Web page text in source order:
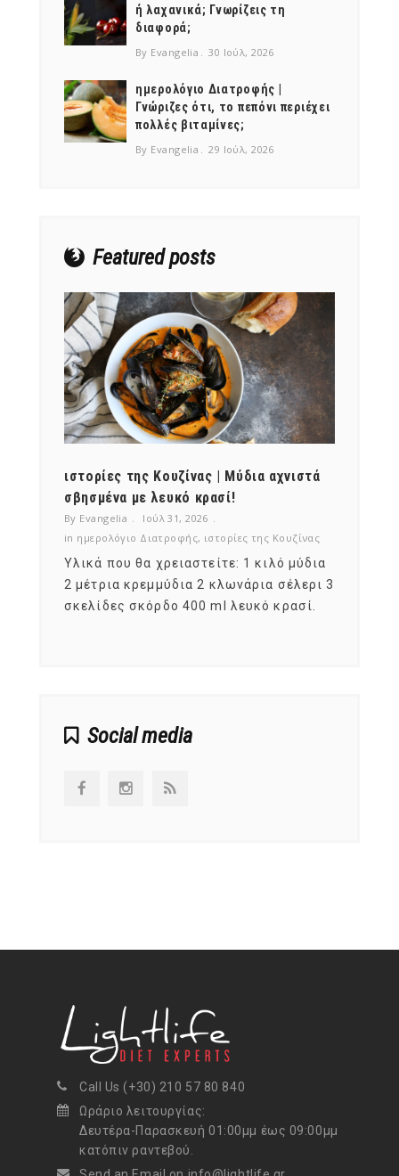
ή λαχανικά; Γνωρίζεις τη
διαφορά;
By Evangelia 30 Ιούλ, 2026
ημερολόγιο Διατροφής |
Γνώριζες ότι, το πεπόνι περιέχει
πολλές βιταμίνες;
By Evangelia 29 Ιούλ, 2026
Featured posts
ιστορίες της Κουζίνας | Μύδια αχνιστά
σβησμένα με λευκό κρασί!
By Evangelia
Ιούλ 31, 2026
in ημερολόγιο Διατροφής, ιστορίες της Κουζίνας
Υλικά που θα χρειαστείτε: 1 κιλό μύδια
2 μέτρια κρεμμύδια 2 κλωνάρια σέλερι 3
σκελίδες σκόρδο 400 ml λευκό κρασί.
Social media
Call Us (+30) 210 57 80 840
Ωράριο λειτουργίας:
Δευτέρα-Παρασκευή 01:00μμ έως 09:00μμ
κατόπιν ραντεβού.
NEWSLETTER
mel
y updates
fro
m